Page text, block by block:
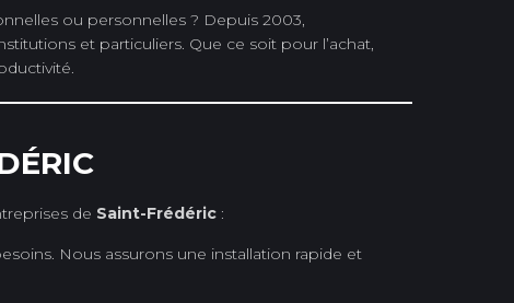
ou personnelles ? Depuis 2003,
et particuliers. Que ce soit pour l’achat,
de Saint-Frédéric :
Nous assurons une installation rapide et